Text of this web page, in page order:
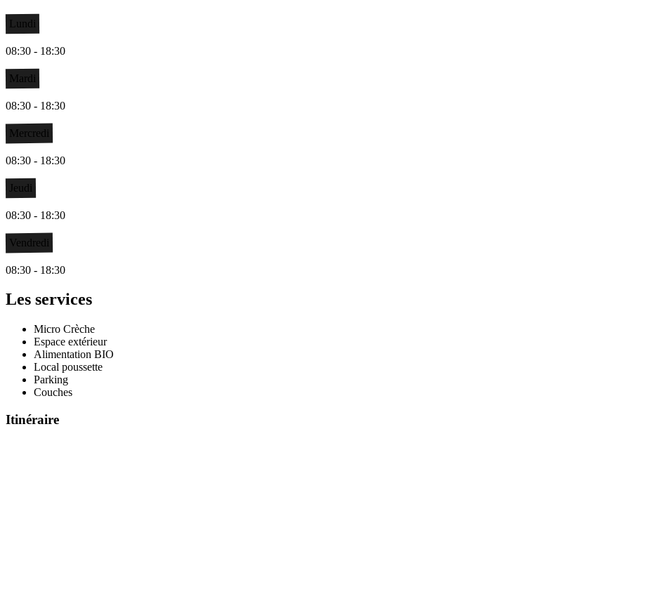
Lundi
08:30 - 18:30
Mardi
08:30 - 18:30
Mercredi
08:30 - 18:30
Jeudi
08:30 - 18:30
Vendredi
08:30 - 18:30
Les services
Micro Crèche
Espace extérieur
Alimentation BIO
Local poussette
Parking
Couches
Itinéraire